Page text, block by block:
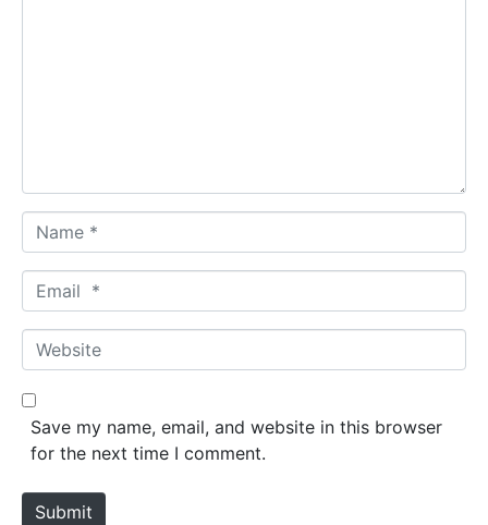
a
m
*
m
a
*
W
e
b
e
Save my name, email, and website in this browser
for the next time I comment.
Submit